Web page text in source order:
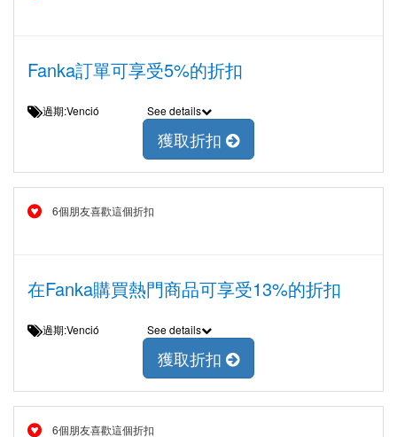
Fanka訂單可享受5%的折扣
過期:Venció See details
獲取折扣
6個朋友喜歡這個折扣
在Fanka購買熱門商品可享受13%的折扣
過期:Venció See details
獲取折扣
6個朋友喜歡這個折扣